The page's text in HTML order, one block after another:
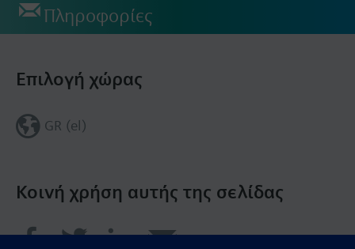
Πληροφορίες
Κοινή χρήση αυτής της σελίδας
Επιλογή χώρας
GR (el)